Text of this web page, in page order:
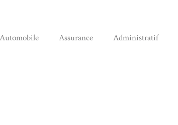
Automobile Assurance Administratif